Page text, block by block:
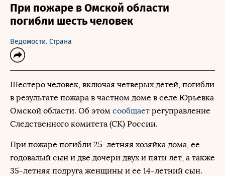
При пожаре в Омской области
погибли шесть человек
Ведомости. Страна
Шестеро человек, включая четверых детей, погибли
в результате пожара в частном доме в селе Юрьевка
Омской области. Об этом сообщает регуправление
Следственного комитета (СК) России.
При пожаре погибли 25-летняя хозяйка дома, ее
годовалый сын и две дочери двух и пяти лет, а также
35-летняя подруга женщины и ее 14-летний сын.